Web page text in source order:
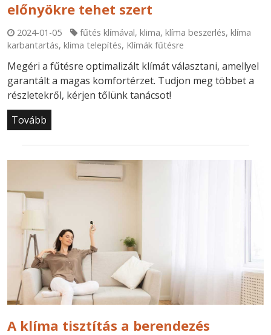
előnyökre tehet szert
2024-01-05 fűtés klímával,klima,klíma beszerlés,klíma
karbantartás, klima telepítés, Klímák fűtésre
Megéri a fűtésre optimalizált klímát választani, amellyel
garantált a magas komfortérzet. Tudjon meg többet a
részletekről, kérjen tőlünk tanácsot!
Tovább
A klíma tisztítás a berendezés